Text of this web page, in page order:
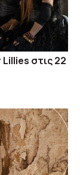
στις 22